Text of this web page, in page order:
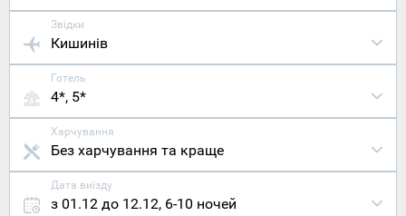
Звідки
Кишинів
Готель
4*, 5*
Харчування
Без харчування та краще
Дата виїзду
з 01.12 до 12.12, 6-10 ночей